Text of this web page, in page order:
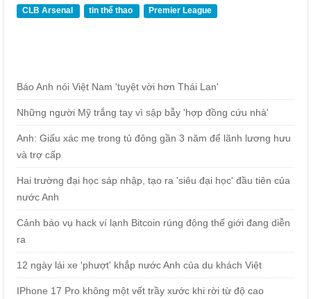
CLB Arsenal tin thể thao Premier League
Báo Anh nói Việt Nam 'tuyệt vời hơn Thái Lan'
Những người Mỹ trắng tay vì sập bẫy 'hợp đồng cứu nhà'
Anh: Giấu xác mẹ trong tủ đông gần 3 năm để lãnh lương hưu
và trợ cấp
Hai trường đại học sáp nhập, tạo ra 'siêu đại học' đầu tiên của
nước Anh
Cảnh báo vụ hack ví lạnh Bitcoin rúng động thế giới đang diễn
ra
12 ngày lái xe 'phượt' khắp nước Anh của du khách Việt
IPhone 17 Pro không một vết trầy xước khi rời từ độ cao